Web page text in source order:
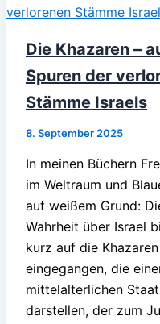
Die Khazaren –
Spuren der
Stämme Israels
8. September 2025
In meinen Büchern
im Weltraum und
auf weißem Grund:
Wahrheit über Israel
kurz auf die Khazaren
eingegangen, die
mittelalterlichen Staat
darstellen, der zum